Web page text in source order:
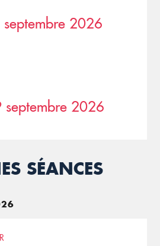
2026
septembre 2026
SÉANCES